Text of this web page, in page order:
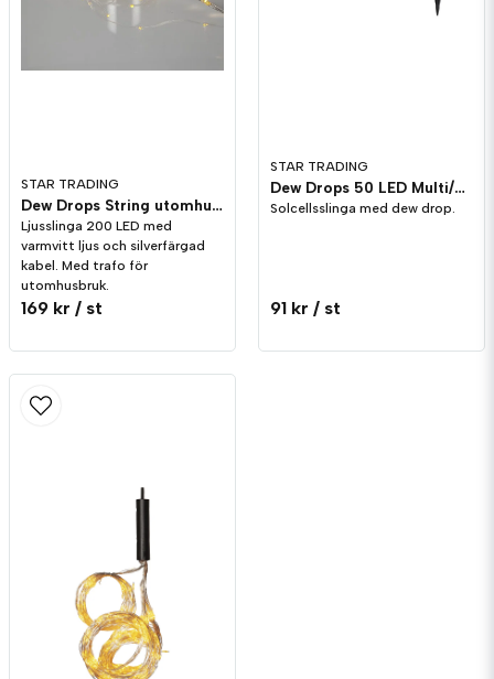
STAR TRADING
Dew Drops String utomhus 200 LED Varmvit/Silver med trafo
Ljusslinga 200 LED med
varmvitt ljus och silverfärgad
kabel. Med trafo för
utomhusbruk.
169 kr / st
STAR TRADING
Dew Drops 50 LED Multi/Silver Solcell
Solcellsslinga med dew drop.
91 kr / st